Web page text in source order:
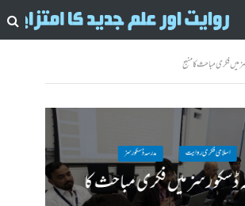
میں فکری مباحث کا منہج
اسلامی فکری روایت مدرسہ ڈسکورسز
ڈسکورسز میں فکری مباحث کا